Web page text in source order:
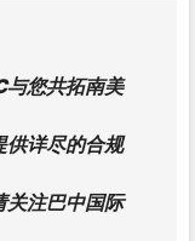
您共拓南美
供详尽的合规
关注巴中国际